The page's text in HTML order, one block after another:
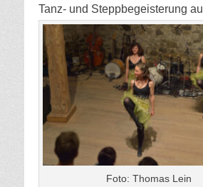
Tanz- und Steppbegeisterung
Foto: Thomas Lein